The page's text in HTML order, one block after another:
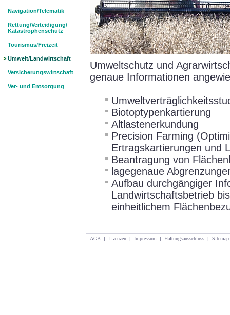
Navigation/Telematik
Rettung/Verteidigung/
Katastrophenschutz
Tourismus/Freizeit
Umwelt/Landwirtschaft
Versicherungswirtschaft
Ver- und Entsorgung
Umweltschutz und
genaue Informationen
Biotoptypenkartierung
Altlastenerkundung
Precision Farming
Ertragskartierungen und
Beantragung von
lagegenaue
Aufbau durchgängiger
Landwirtschaftsbetrieb
einheitlichem
AGB | Lizenzen | Impressum | Haftungsausschluss | Sitemap